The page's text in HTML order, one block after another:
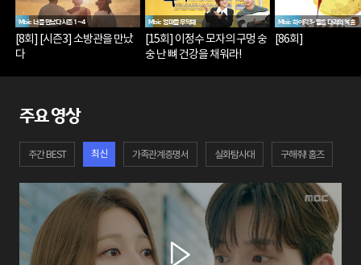
Mbic 너를 만났다 시즌 1~4
[8회] [시즌3] 소방관을 만났
다
Mbic 엄마를 부탁해
[15회] 이정수 모자의 구멍 숭
숭 난 뼈 건강을 채워라!
Mbic 하이킥3-짧은 다리의 역습
[86회]
주요 영상
주간 BEST 최신 가족관계증명서 실화탐사대 구해줘! 홈즈